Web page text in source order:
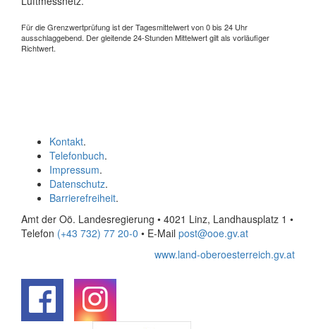
Für die Grenzwertprüfung ist der Tagesmittelwert von 0 bis 24 Uhr
ausschlaggebend. Der gleitende 24-Stunden Mittelwert gilt als vorläufiger
Richtwert.
Kontakt.
Telefonbuch.
Impressum.
Datenschutz.
Barrierefreiheit.
Amt der Oö. Landesregierung • 4021 Linz, Landhausplatz 1 •
Telefon (+43 732) 77 20-0 • E-Mail post@ooe.gv.at
www.land-oberoesterreich.gv.at